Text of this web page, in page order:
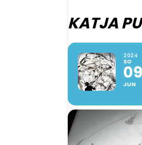
KATJA
2024
SO
09
JUN